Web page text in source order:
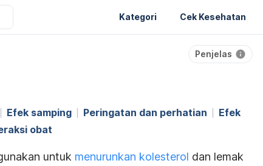
Kategori Cek Kesehatan
Penjelas
Efek samping Peringatan dan perhatian
Efek
obat
untuk menurunkan kolesterol dan lemak